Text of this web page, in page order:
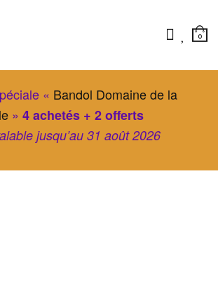
0
« Bandol Domaine de la
» 4 achetés + 2 offerts
jusqu’au 31 août 2026